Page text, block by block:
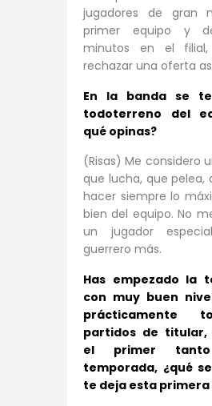
jugadores de gran
primer equipo y
minutos en el
rechazar una oferta
En la banda se
todoterreno del
qué opinas?
(Risas) Me considero
que lucha, que pelea,
hacer siempre lo
bien del equipo. No
un jugador
guerrero más.
Has empezado la
con muy buen
prácticamente
partidos de titular,
el primer
temporada, ¿qué
te deja esta